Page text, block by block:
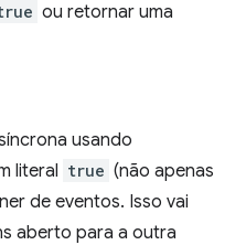
ou retornar uma
usando
literal true (não apenas
de eventos. Isso vai
aberto para a outra